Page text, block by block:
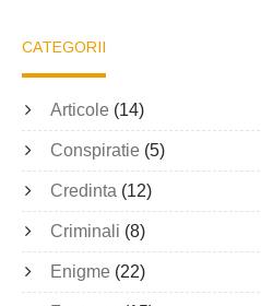
CATEGORII
Articole (14)
Conspiratie (5)
Credinta (12)
Criminali (8)
Enigme (22)